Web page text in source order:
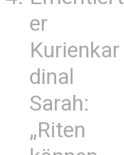
er
Kurienkar
dinal
Sarah:
„Riten